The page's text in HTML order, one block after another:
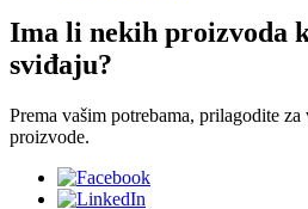
Ima li nekih proizvoda
sviđaju?
Prema vašim potrebama, prilagodite
proizvode.